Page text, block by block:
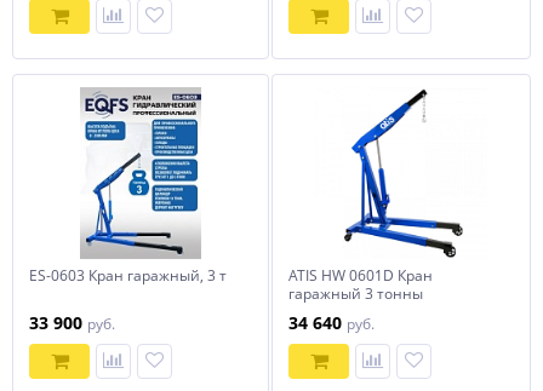
ES-0603 Кран гаражный, 3 т
33 900 руб.
ATIS HW 0601D Кран
гаражный 3 тонны
34 640 руб.